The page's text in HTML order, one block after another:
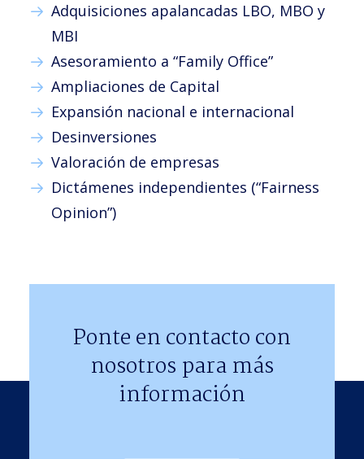
Adquisiciones apalancadas LBO, MBO y
MBI
Asesoramiento a “Family Office”
Ampliaciones de Capital
Expansión nacional e internacional
Desinversiones
Valoración de empresas
Dictámenes independientes (“Fairness
Opinion”)
Ponte en contacto con
nosotros para más
información